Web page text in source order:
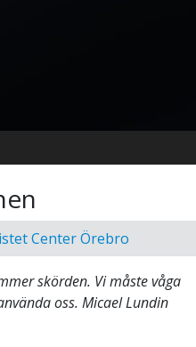
Center Örebro
skörden. Vi måste våga
oss. Micael Lundin